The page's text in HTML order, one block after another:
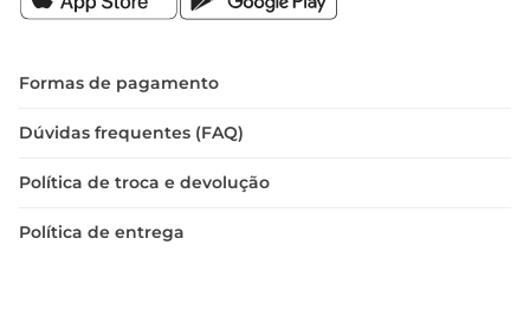
armazenamento em freezer
Formas de pagamento
Dúvidas frequentes (FAQ)
Política de troca e devolução
Política de entrega